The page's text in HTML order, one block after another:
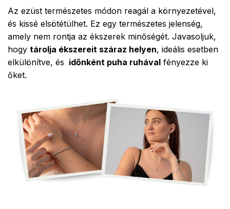
Az ezüst természetes módon reagál a környezetével,
és kissé elsötétülhet. Ez egy természetes jelenség,
amely nem rontja az ékszerek minőségét. Javasoljuk,
hogy tárolja ékszereit száraz helyen, ideális esetben
elkülönítve, és időnként puha ruhával fényezze ki
őket.